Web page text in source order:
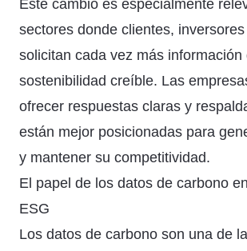
Este cambio es especialmente
sectores donde clientes,
solicitan cada vez más información
sostenibilidad creíble. Las
ofrecer respuestas claras y
están mejor posicionadas para
y mantener su competitividad.
El papel de los datos de carbono
ESG
Los datos de carbono son una de